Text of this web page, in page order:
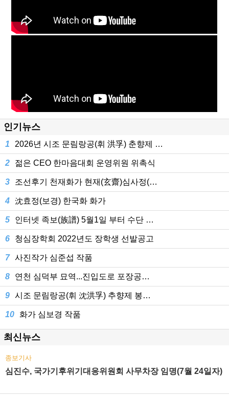
인기뉴스
1 2026년 시조 문림랑공(휘 洪孚) 춘향제 …
2 젊은 CEO 한마음대회 운영위원 위촉식
3 조선후기 천재화가 현재(玄齋)심사정(…
4 沈효정(보경) 한국화 화가
5 인터넷 족보(族譜) 5월1일 부터 수단 …
6 청심장학회 2022년도 장학생 선발공고
7 사진작가 심준섭 작품
8 연천 심덕부 묘역...진입도로 포장공…
9 시조 문림랑공(휘 沈洪孚) 추향제 봉…
10 화가 심보경 작품
최신뉴스
종보기사
심진수, 국가기후위기대응위원회 사무차장 임명(7월 24일자)